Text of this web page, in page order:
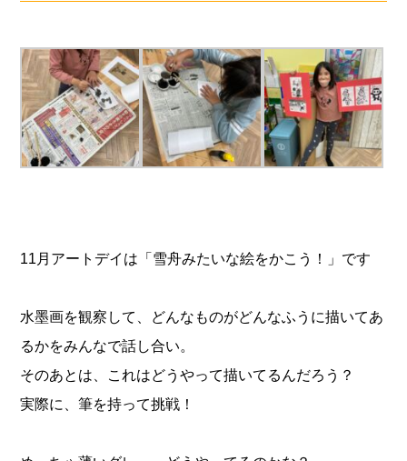
11月アートデイは「雪舟みたいな絵をかこう！」です
水墨画を観察して、どんなものがどんなふうに描いてあ
るかをみんなで話し合い。
そのあとは、これはどうやって描いてるんだろう？
実際に、筆を持って挑戦！